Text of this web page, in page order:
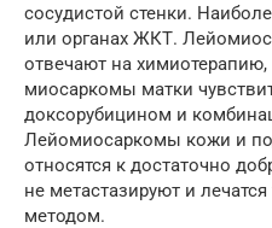
сосудистой стенки.
или органах ЖКТ.
отвечают на
миосаркомы матки
доксорубицином и
Лейомиосаркомы кожи и
относятся к достаточно
не метастазируют и
методом.